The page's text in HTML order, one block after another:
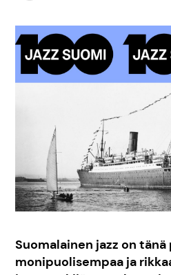
Suomalainen jazz on tänä
monipuolisempaa ja